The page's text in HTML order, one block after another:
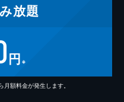
放題
円 ※
額料金が発生します。